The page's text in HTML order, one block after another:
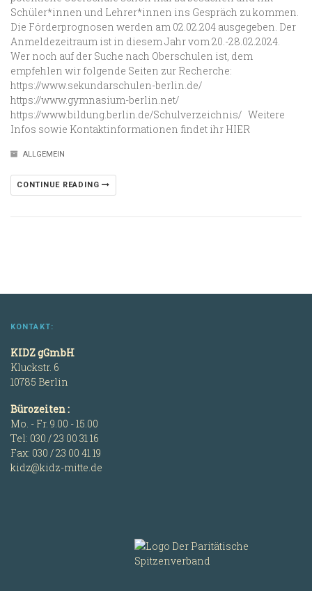
Schüler*innen und Lehrer*innen ins Gespräch zu kommen.
Die Förderprognosen werden am 02.02.204 ausgegeben. Der
Anmeldezeitraum ist in diesem Jahr vom 20.-28.02.2024.
Wer noch auf der Suche nach Oberschulen ist, dem
empfehlen wir folgende Seiten zur Recherche:
https://www.sekundarschulen-berlin.de/
https://www.gymnasium-berlin.net/
https://www.bildung.berlin.de/Schulverzeichnis/ Weitere
Infos sowie Kontaktinformationen findet ihr HIER
ALLGEMEIN
CONTINUE READING
KONTAKT:
KIDZ gGmbH
Kluckstr. 6
10785 Berlin
Bürozeiten :
Mo. - Fr. 9.00 - 15.00
Tel: 030 / 23 00 31 16
Fax: 030 / 23 00 41 19
kidz@kidz-mitte.de